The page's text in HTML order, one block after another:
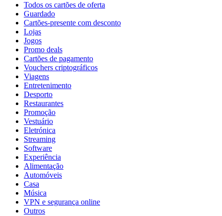
Todos os cartões de oferta
Guardado
Cartões-presente com desconto
Lojas
Jogos
Promo deals
Cartões de pagamento
Vouchers criptográficos
Viagens
Entretenimento
Desporto
Restaurantes
Promoção
Vestuário
Eletrónica
Streaming
Software
Experiência
Alimentação
Automóveis
Casa
Música
VPN e segurança online
Outros